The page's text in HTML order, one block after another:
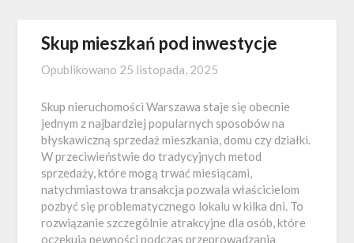
Skup mieszkań pod inwestycje
Opublikowano 25 listopada, 2025
Skup nieruchomości Warszawa staje się obecnie
jednym z najbardziej popularnych sposobów na
błyskawiczną sprzedaż mieszkania, domu czy działki.
W przeciwieństwie do tradycyjnych metod
sprzedaży, które mogą trwać miesiącami,
natychmiastowa transakcja pozwala właścicielom
pozbyć się problematycznego lokalu w kilka dni. To
rozwiązanie szczególnie atrakcyjne dla osób, które
oczekują pewności podczas przeprowadzania